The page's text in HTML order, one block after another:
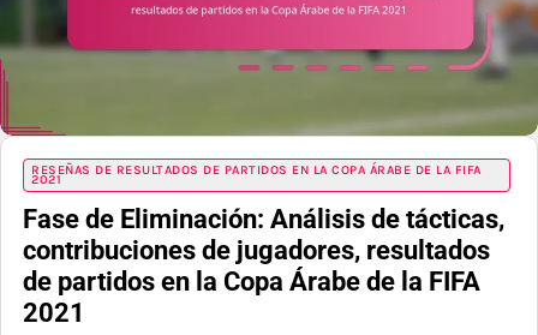
RESEÑAS DE RESULTADOS DE PARTIDOS EN LA COPA ÁRABE DE LA FIFA
2021
Fase de Eliminación: Análisis de tácticas,
contribuciones de jugadores, resultados
de partidos en la Copa Árabe de la FIFA
2021